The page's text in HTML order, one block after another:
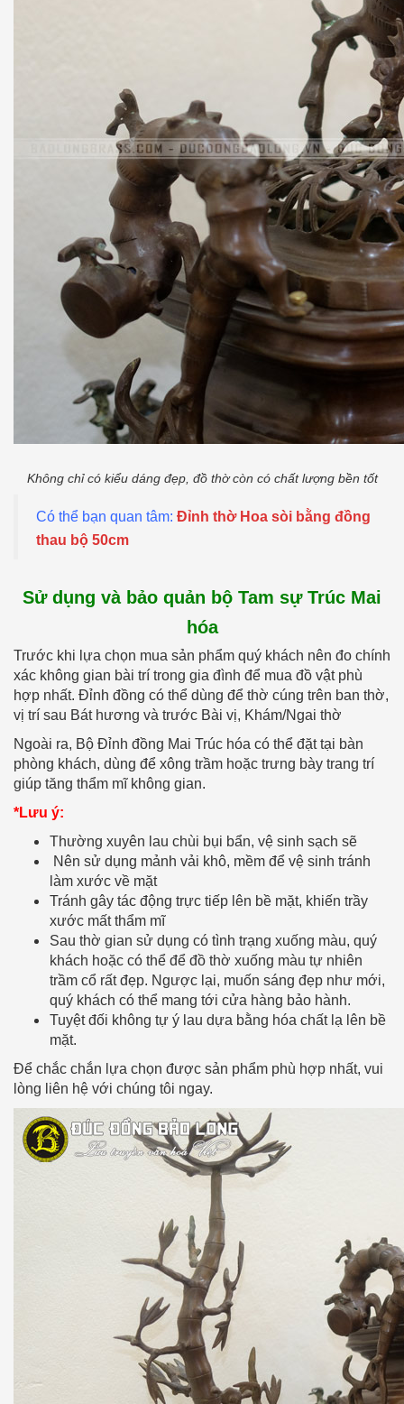
Không chỉ có kiểu dáng đẹp, đồ thờ còn có chất lượng bền tốt
Có thể bạn quan tâm: Đỉnh thờ Hoa sòi bằng đồng
thau bộ 50cm
Sử dụng và bảo quản bộ Tam sự Trúc Mai
hóa
Trước khi lựa chọn mua sản phẩm quý khách nên đo chính
xác không gian bài trí trong gia đình để mua đồ vật phù
hợp nhất. Đỉnh đồng có thể dùng để thờ cúng trên ban thờ,
vị trí sau Bát hương và trước Bài vị, Khám/Ngai thờ
Ngoài ra, Bộ Đỉnh đồng Mai Trúc hóa có thể đặt tại bàn
phòng khách, dùng để xông trầm hoặc trưng bày trang trí
giúp tăng thẩm mĩ không gian.
*Lưu ý:
Thường xuyên lau chùi bụi bẩn, vệ sinh sạch sẽ
Nên sử dụng mảnh vải khô, mềm để vệ sinh tránh
làm xước về mặt
Tránh gây tác động trực tiếp lên bề mặt, khiến trầy
xước mất thẩm mĩ
Sau thờ gian sử dụng có tình trạng xuống màu, quý
khách hoặc có thể để đồ thờ xuống màu tự nhiên
trầm cổ rất đẹp. Ngược lại, muốn sáng đẹp như mới,
quý khách có thể mang tới cửa hàng bảo hành.
Tuyệt đối không tự ý lau dựa bằng hóa chất lạ lên bề
mặt.
Để chắc chắn lựa chọn được sản phẩm phù hợp nhất, vui
lòng liên hệ với chúng tôi ngay.